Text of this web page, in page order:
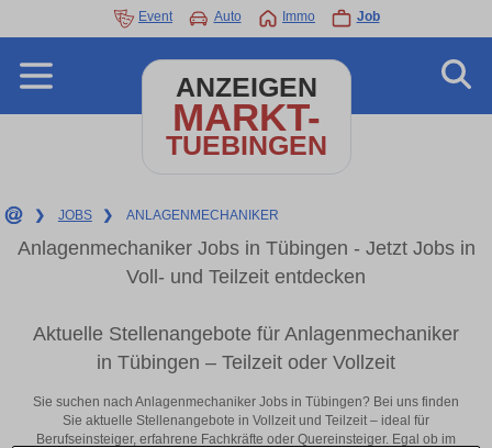
Event Auto Immo Job
ANZEIGEN
MARKT-
TUEBINGEN
❯ JOBS ❯ ANLAGENMECHANIKER
Anlagenmechaniker Jobs in Tübingen - Jetzt Jobs in
Voll- und Teilzeit entdecken
Aktuelle Stellenangebote für Anlagenmechaniker
in Tübingen – Teilzeit oder Vollzeit
Sie suchen nach Anlagenmechaniker Jobs in Tübingen? Bei uns finden
Sie aktuelle Stellenangebote in Vollzeit und Teilzeit – ideal für
Berufseinsteiger, erfahrene Fachkräfte oder Quereinsteiger. Egal ob im